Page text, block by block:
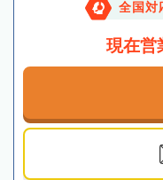
全国対
現在営